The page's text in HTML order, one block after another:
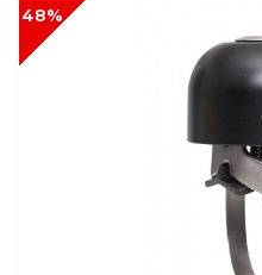
48%